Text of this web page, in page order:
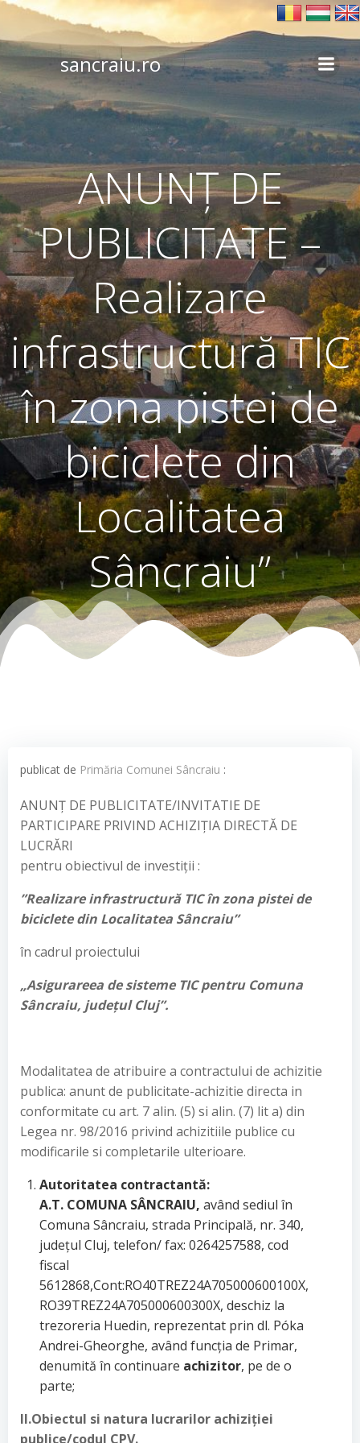
Skip
content
sancraiu.ro
ANUNȚ DE
PUBLICITATE –
Realizare
infrastructură TIC
în zona pistei de
biciclete din
Localitatea
Sâncraiu”
publicat de Primăria Comunei Sâncraiu :
ANUNȚ DE PUBLICITATE/INVITATIE DE
PARTICIPARE PRIVIND ACHIZIȚIA DIRECTĂ DE
LUCRĂRI
pentru obiectivul de investiții :
”Realizare infrastructură TIC în zona pistei de
biciclete din Localitatea Sâncraiu”
în cadrul proiectului
„Asigurareea de sisteme TIC pentru Comuna
Sâncraiu, județul Cluj”.
Modalitatea de atribuire a contractului de achizitie
publica: anunt de publicitate-achizitie directa in
conformitate cu art. 7 alin. (5) si alin. (7) lit a) din
Legea nr. 98/2016 privind achizitiile publice cu
modificarile si completarile ulterioare.
Autoritatea contractantă:
A.T. COMUNA SÂNCRAIU, având sediul în
Comuna Sâncraiu, strada Principală, nr. 340,
judeţul Cluj, telefon/ fax: 0264257588, cod
fiscal
5612868,Cont:RO40TREZ24A705000600100X,
RO39TREZ24A705000600300X, deschiz la
trezoreria Huedin, reprezentat prin dl. Póka
Andrei-Gheorghe, având funcţia de Primar,
denumită în continuare achizitor, pe de o
parte;
II.Obiectul si natura lucrarilor achiziției
publice/codul CPV.